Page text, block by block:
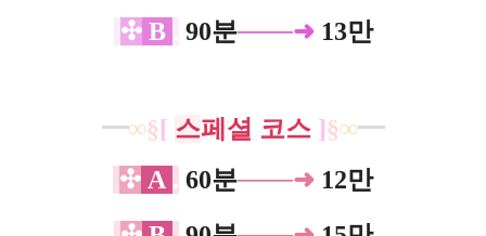
✣B 90분───➜ 13만
━∞§ [ 스페셜 코스 ] §∞━
✣ A . 60분───➜ 12만